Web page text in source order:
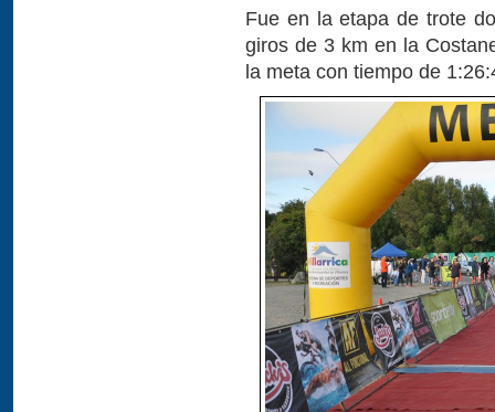
Fue en la etapa de trote
giros de 3 km en la
la meta con tiempo de